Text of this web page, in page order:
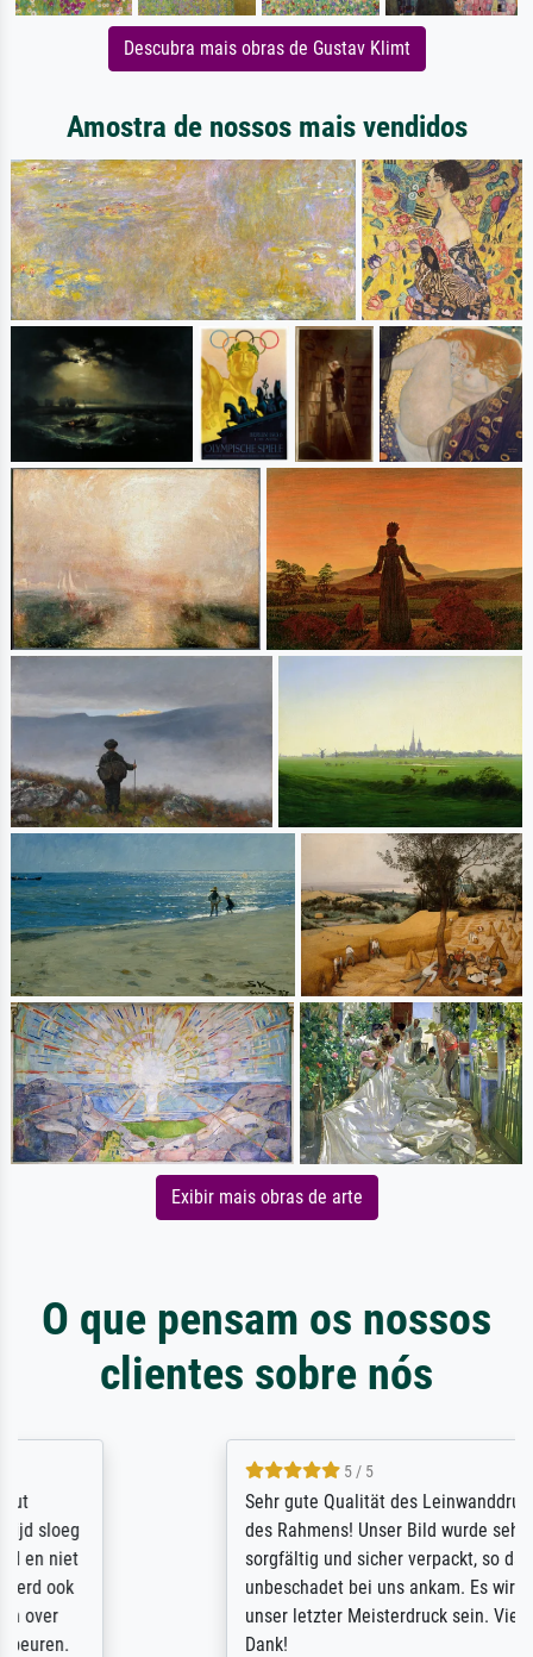
Descubra mais obras de Gustav Klimt
Amostra de nossos mais vendidos
Exibir mais obras de arte
O que pensam os nossos
clientes sobre nós
Sehr gute Qualität des Leinwanddrucks und
des Rahmens! Unser Bild wurde sehr
sorgfältig und sicher verpackt, so dass es
unbeschadet bei uns ankam. Es wird nicht
unser letzter Meisterdruck sein. Vielen